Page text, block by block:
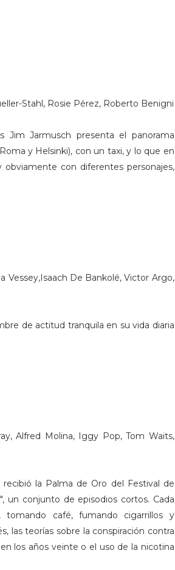
Stahl, Rosie Pérez, Roberto Benigni
Jim Jarmusch presenta el panorama
y Helsinki), con un taxi, y lo que en
con diferentes personajes,
Vessey,Isaach De Bankolé, Victor Argo,
de actitud tranquila en su vida diaria
Alfred Molina, Iggy Pop, Tom Waits,
la Palma de Oro del Festival de
un conjunto de episodios cortos. Cada
tomando café, fumando cigarrillos y
las teorías sobre la conspiración contra
los años veinte o el uso de la nicotina